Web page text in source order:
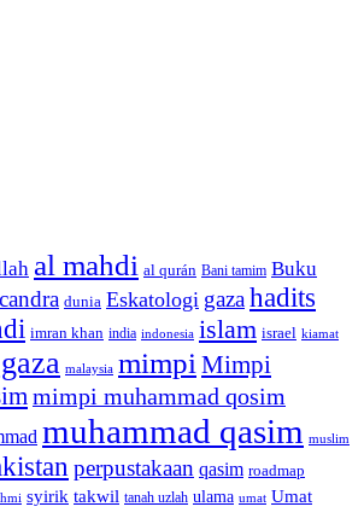
al mahdi al qurán Bani tamim Buku
dunia Eskatologi gazahadits
imran khan india indonesia islam israel kiamat
malaysia mimpi Mimpi
mimpi muhammad qosim
muhammad qasim muslim
perpustakaan qasim roadmap
syirik takwil tanah uzlah ulama umat Umat